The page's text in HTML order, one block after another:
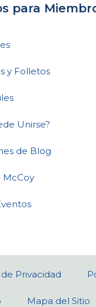
para
y Folletos
Unirse?
de Blog
McCoy
Privacidad
Mapa del Sitio